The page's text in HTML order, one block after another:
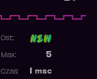
Ost:
5
Max:
msc
Czas: